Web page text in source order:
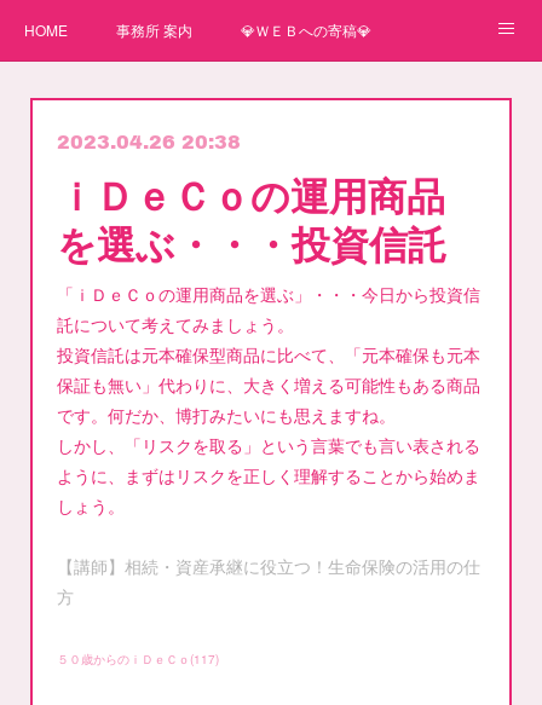
HOME 事務所 案内 💎ＷＥＢへの寄稿💎
弊事務所へのお問い合わせ講師
2023.04.26 20:38
ｉＤｅＣｏの運用商品
を選ぶ・・・投資信託
「ｉＤｅＣｏの運用商品を選ぶ」・・・今日から投資信
託について考えてみましょう。
投資信託は元本確保型商品に比べて、「元本確保も元本
保証も無い」代わりに、大きく増える可能性もある商品
です。何だか、博打みたいにも思えますね。
しかし、「リスクを取る」という言葉でも言い表される
ように、まずはリスクを正しく理解することから始めま
しょう。
【講師】相続・資産承継に役立つ！生命保険の活用の仕
方
５０歳からのｉＤｅＣｏ (117)